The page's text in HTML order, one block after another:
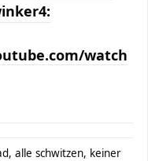
watch
alle schwitzen, keiner